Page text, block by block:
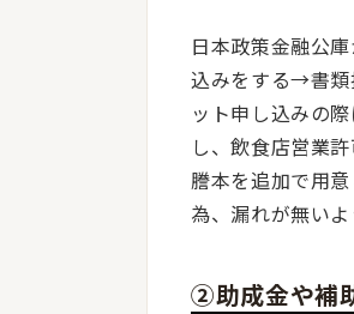
日本政策金融公
込みをする→書
ット申し込みの
し、飲食店営業
謄本を追加で用
為、漏れが無い
②助成金や補